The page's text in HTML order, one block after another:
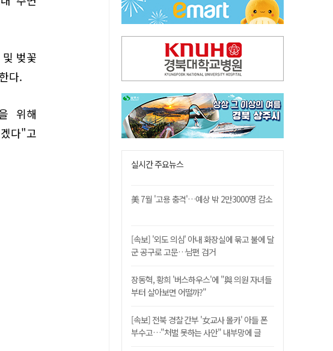
벚꽃
다.
위해
다"고
"상법개정해도 주주가 '봉'"…하이닉스 솔리다임 상장설에 술렁[개미와글와글]
실시간 주요뉴스
美 7월 '고용 충격'…예상 밖 2만3000명 감소
[속보] '외도 의심' 아내 화장실에 묶고 불에 달
군 공구로 고문…남편 검거
장동혁, 황희 '버스하우스'에 "與 의원 자녀들
부터 살아보면 어떨까?"
[속보] 전북 경찰 간부 '女교사 몰카' 아들 폰
부수고…"처벌 못하는 사안" 내부망에 글